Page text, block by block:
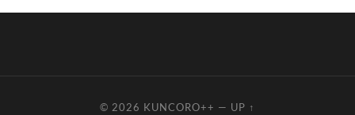
© 2026 KUNCORO++ — UP ↑